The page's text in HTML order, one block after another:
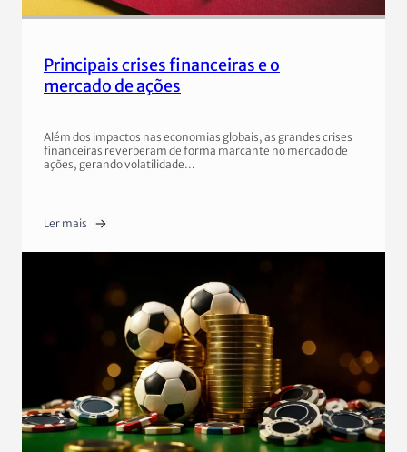
Principais crises financeiras e o
mercado de ações
Além dos impactos nas economias globais, as grandes crises
financeiras reverberam de forma marcante no mercado de
ações, gerando volatilidade…
Ler mais